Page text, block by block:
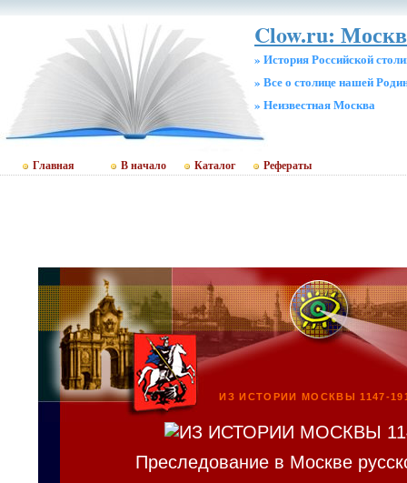
Clow.ru:
» История Российской
» Все о столице нашей
» Неизвестная Москва
Главная В начало Каталог Рефераты
ИЗ ИСТОРИИ МОСКВЫ 1147-
Преследование в Москве